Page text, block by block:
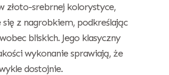
złoto-srebrnej kolorystyce,
z nagrobkiem, podkreślając
bliskich. Jego klasyczny
wykonanie sprawiają, że
dostojnie.